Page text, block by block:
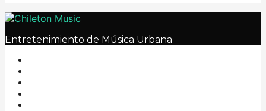
Entretenimiento de Música Urbana